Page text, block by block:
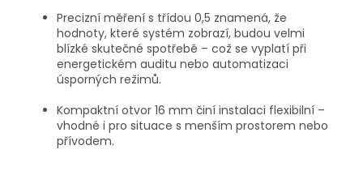
Precizní měření s třídou 0,5 znamená, že
hodnoty, které systém zobrazí, budou velmi
blízké skutečné spotřebě – což se vyplatí při
energetickém auditu nebo automatizaci
úsporných režimů.
Kompaktní otvor 16 mm činí instalaci flexibilní –
vhodné i pro situace s menším prostorem nebo
přívodem.